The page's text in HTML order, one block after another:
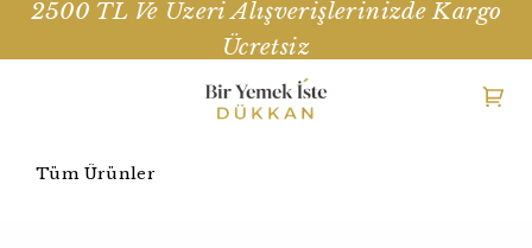
2500 TL Ve Üzeri Alışverişlerinizde Kargo
Ücretsiz
Tüm Ürünler